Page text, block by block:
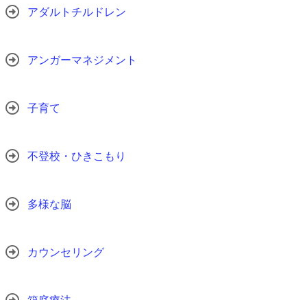
アダルトチルドレン
アンガーマネジメント
子育て
不登校・ひきこもり
多様な脳
カウンセリング